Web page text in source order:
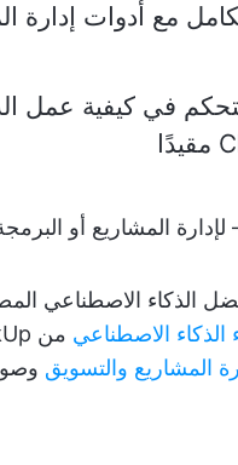
مع أدوات إدارة
في كيفية عمل
المشاريع أو
الذكاء الاصطناعي
الذكاء الاصطناعي
المشاريع والتسويق